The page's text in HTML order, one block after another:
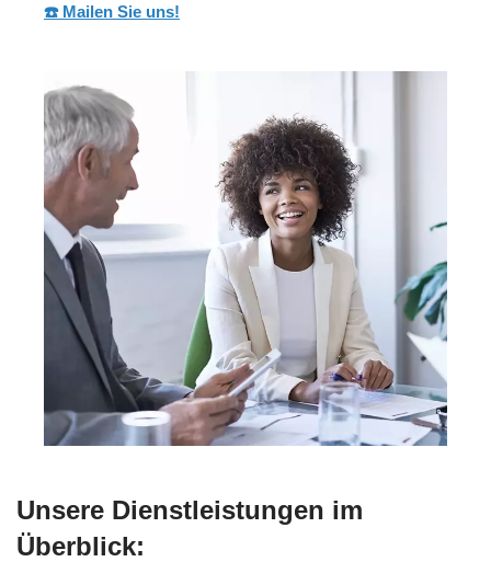
☎️ Mailen Sie uns!
Unsere Dienstleistungen im
Überblick: